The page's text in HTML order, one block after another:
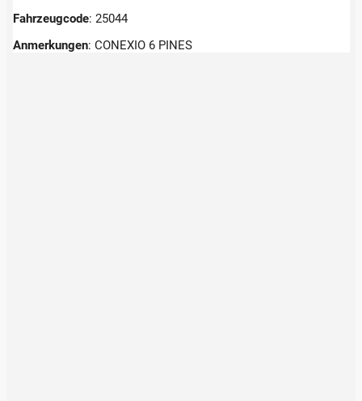
Fahrzeugcode: 25044
Anmerkungen: CONEXIO 6 PINES